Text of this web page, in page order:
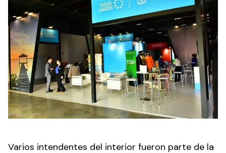
Varios intendentes del interior fueron parte de la